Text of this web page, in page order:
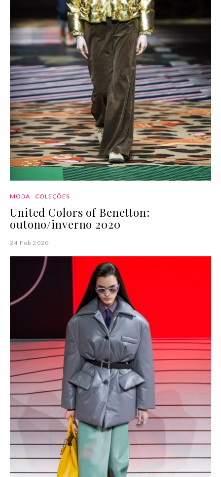
MODA COLEÇÕES
United Colors of Benetton:
outono/inverno 2020
24 Feb 2020